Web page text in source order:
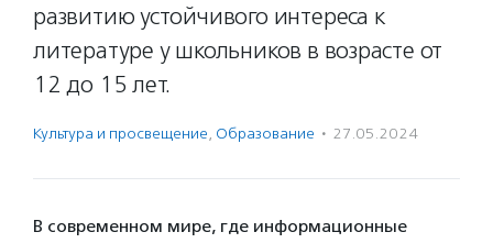
развитию устойчивого интереса к
литературе у школьников в возрасте от
12 до 15 лет.
Культура и просвещение, Образование · 27.05.2024
В современном мире, где информационные